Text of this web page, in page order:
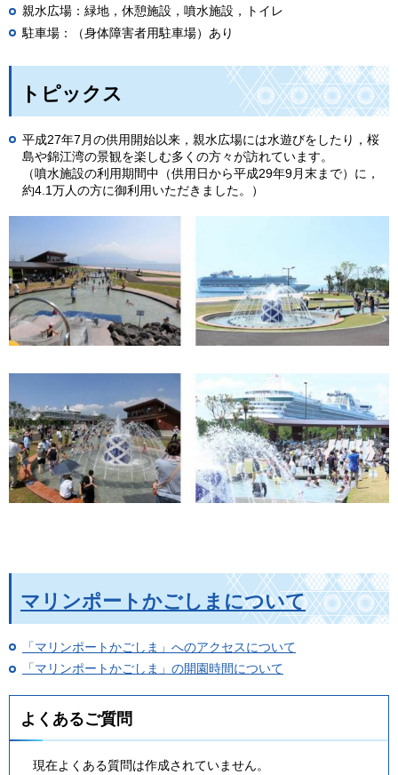
親水広場：緑地，休憩施設，噴水施設，トイレ
駐車場：（身体障害者用駐車場）あり
トピックス
平成27年7月の供用開始以来，親水広場には水遊びをしたり，桜
島や錦江湾の景観を楽しむ多くの方々が訪れています。
（噴水施設の利用期間中（供用日から平成29年9月末まで）に，
約4.1万人の方に御利用いただきました。）
マリンポートかごしまについて
「マリンポートかごしま」へのアクセスについて
「マリンポートかごしま」の開園時間について
よくあるご質問
現在よくある質問は作成されていません。